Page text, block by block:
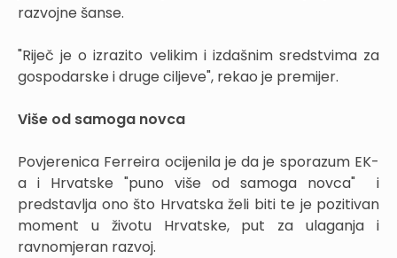
razvojne šanse.
"Riječ je o izrazito velikim i izdašnim sredstvima za
gospodarske i druge ciljeve", rekao je premijer.
Više od samoga novca
Povjerenica Ferreira ocijenila je da je sporazum EK-
a i Hrvatske "puno više od samoga novca" i
predstavlja ono što Hrvatska želi biti te je pozitivan
moment u životu Hrvatske, put za ulaganja i
ravnomjeran razvoj.